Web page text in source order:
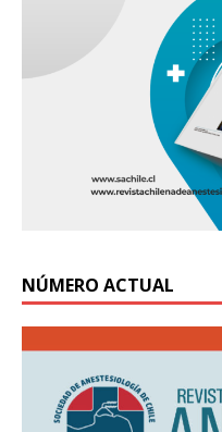
NÚMERO ACTUAL